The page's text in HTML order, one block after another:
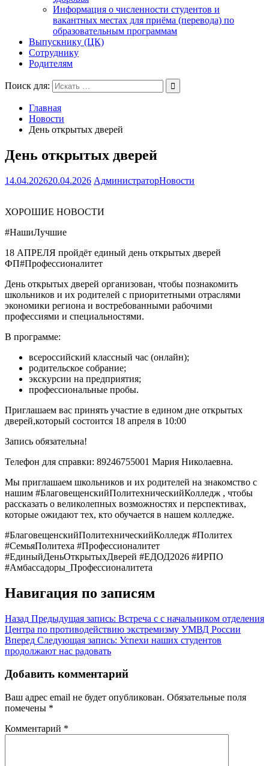
Информация о численности студентов и
вакантных местах для приёма (перевода) по
образовательным программам
Выпускнику (ЦК)
Сотруднику
Родителям
Поиск для:
Главная
Новости
День открытых дверей
День открытых дверей
14.04.202620.04.2026 АдминистраторНовости
ХОРОШИЕ НОВОСТИ
#НашиЛучшие
18 АПРЕЛЯ пройдёт единый день открытых дверей
ФП#Профессионалитет
День открытых дверей организован, чтобы познакомить
школьников и их родителей с приоритетными отраслями
экономики региона и востребованными рабочими
профессиями и специальностями.
В программе:
всероссийский классный час (онлайн);
родительское собрание;
экскурсии на предприятия;
профессиональные пробы.
Приглашаем вас принять участие в едином дне открытых
дверей,который состоится 18 апреля в 10:00
Запись обязательна!
Телефон для справки: 89246755001 Мария Николаевна.
Мы приглашаем школьников и их родителей на знакомство с
нашим #БлаговещенскийПолитехническийКолледж , чтобы
рассказать о великолепных возможностях и перспективах,
которые ожидают тех, кто обучается в нашем колледже.
#БлаговещенскийПолитехническийКолледж #Политех
#СемьяПолитеха #Профессионалитет
#ЕдиныйДеньОткрытыхДверей #ЕДОД2026 #ИРПО
#Амбассадоры_Профессионалитета
Навигация по записям
Назад Предыдущая запись: Встреча с с начальником отделения
Центра по противодействию экстремизму УМВД России
Вперед Следующая запись: Успехи наших студентов
продолжают нас радовать
Добавить комментарий
Ваш адрес email не будет опубликован. Обязательные поля
помечены *
Комментарий *